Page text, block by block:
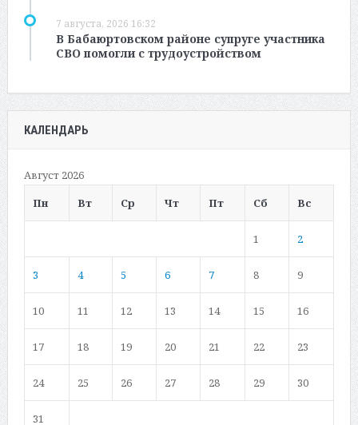
7 августа, 2026 16:32
В Бабаюртовском районе супруге участника
СВО помогли с трудоустройством
КАЛЕНДАРЬ
Август 2026
Пн
Вт Ср Чт Пт Сб Вс
1 2
3 4 5 6 7 8 9
10 11 12 13 14 15 16
17 18 19 20 21 22 23
24 25 26 27 28 29 30
31